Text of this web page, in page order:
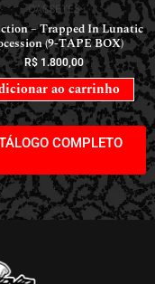
CASSETES
– Trapped In Lunatic
(9-TAPE BOX)
R$ 1.800,00
ao carrinho
COMPLETO